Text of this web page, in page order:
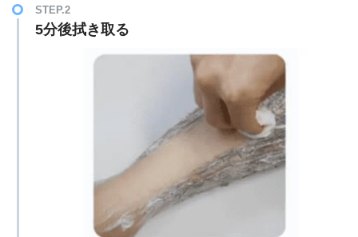
STEP.2
5分後拭き取る